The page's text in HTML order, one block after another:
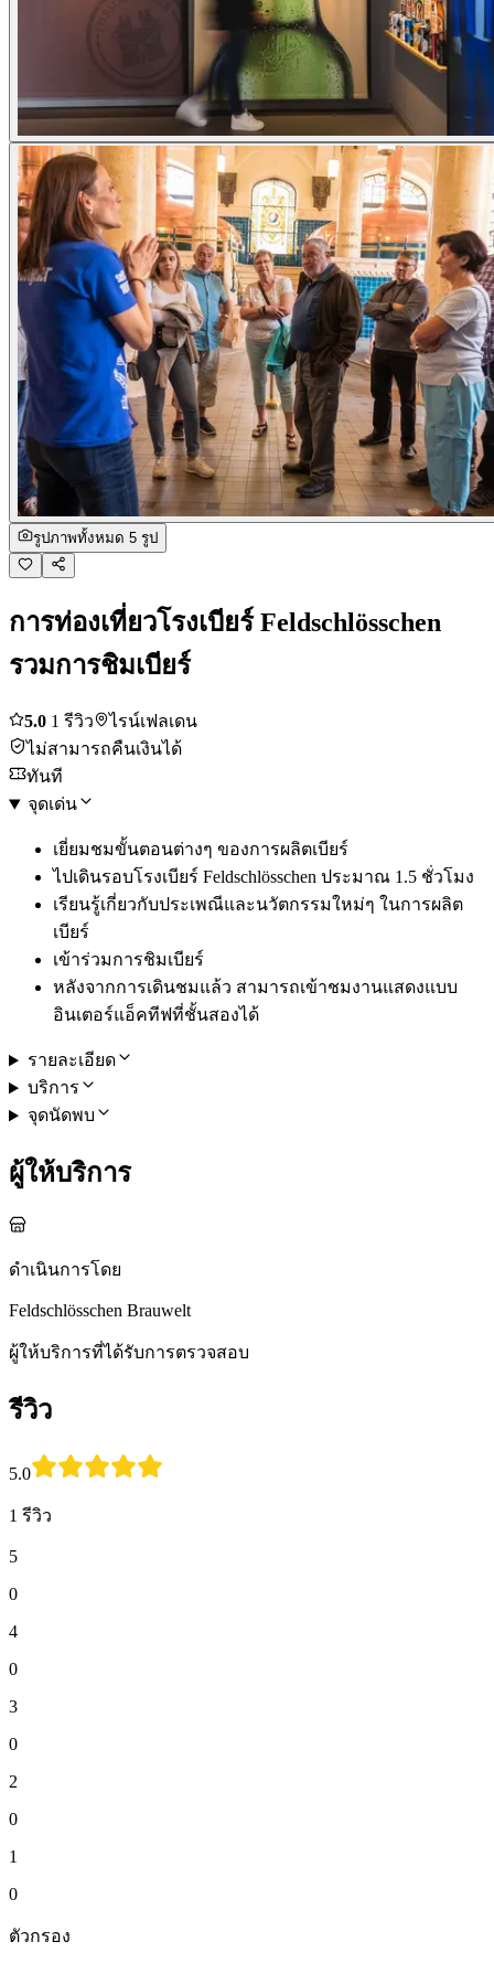
รูปภาพทั้งหมด 5 รูป
การท่องเที่ยวโรงเบียร์ Feldschlösschen
รวมการชิมเบียร์
5.0 1 รีวิว
ไรน์เฟลเดน
ไม่สามารถคืนเงินได้
ทันที
จุดเด่น
เยี่ยมชมขั้นตอนต่างๆ ของการผลิตเบียร์
ไปเดินรอบโรงเบียร์ Feldschlösschen ประมาณ 1.5 ชั่วโมง
เรียนรู้เกี่ยวกับประเพณีและนวัตกรรมใหม่ๆ ในการผลิต
เบียร์
เข้าร่วมการชิมเบียร์
หลังจากการเดินชมแล้ว สามารถเข้าชมงานแสดงแบบ
อินเตอร์แอ็คทีฟที่ชั้นสองได้
รายละเอียด
บริการ
จุดนัดพบ
ผู้ให้บริการ
ดำเนินการโดย
Feldschlösschen Brauwelt
ผู้ให้บริการที่ได้รับการตรวจสอบ
รีวิว
5.0
1 รีวิว
5
0
4
0
3
0
2
0
1
0
ตัวกรอง